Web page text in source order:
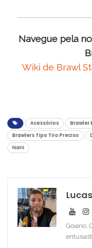
Navegue pela
Wiki de Brawl
Acessórios Brawler
Brawlers Tipo Tiro Preciso
Nani
Goiano,